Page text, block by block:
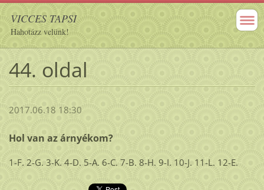
VICCES TAPSI
Hahotázz velünk!
44. oldal
2017.06.18 18:30
Hol van az árnyékom?
1-F. 2-G. 3-K. 4-D. 5-A. 6-C. 7-B. 8-H. 9-I. 10-J. 11-L. 12-E.